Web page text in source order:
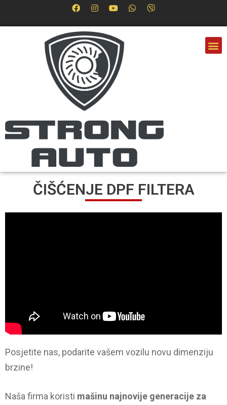
ČIŠĆENJE DPF FILTERA
Posjetite nas, podarite vašem vozilu novu dimenziju
brzine!
Naša firma koristi mašinu najnovije generacije za